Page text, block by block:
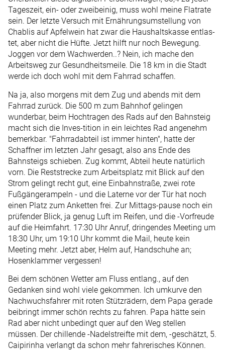
Tageszeit, ein- oder zweibeinig, muss wohl meine Flatrate
sein. Der letzte Versuch mit Ernährungsumstellung von
Chablis auf Apfelwein hat zwar die Haushaltskasse entlas-
tet, aber nicht die Hüfte. Jetzt hilft nur noch Bewegung.
Joggen vor dem Wachwerden..? Nein, ich mache den
Arbeitsweg zur Gesundheitsmeile. Die 18 km in die Stadt
werde ich doch wohl mit dem Fahrrad schaffen.
Na ja, also morgens mit dem Zug und abends mit dem
Fahrrad zurück. Die 500 m zum Bahnhof gelingen
wunderbar, beim Hochtragen des Rads auf den Bahnsteig
macht sich die Inves-tition in ein leichtes Rad angenehm
bemerkbar. "Fahrradabteil ist immer hinten", hatte der
Schaffner im letzten Jahr gesagt, also ans Ende des
Bahnsteigs schieben. Zug kommt, Abteil heute natürlich
vorn. Die Reststrecke zum Arbeitsplatz mit Blick auf den
Strom gelingt recht gut, eine Einbahnstraße, zwei rote
Fußgängerampeln - und die Laterne vor der Tür hat noch
einen Platz zum Anketten frei. Zur Mittags-pause noch ein
prüfender Blick, ja genug Luft im Reifen, und die -Vorfreude
auf die Heimfahrt. 17:30 Uhr Anruf, dringendes Meeting um
18:30 Uhr, um 19:10 Uhr kommt die Mail, heute kein
Meeting mehr. Jetzt aber, Helm auf, Handschuhe an;
Hosenklammer vergessen!
Bei dem schönen Wetter am Fluss entlang., auf den
Gedanken sind wohl viele gekommen. Ich umkurve den
Nachwuchsfahrer mit roten Stützrädern, dem Papa gerade
beibringt immer schön rechts zu fahren. Papa hätte sein
Rad aber nicht unbedingt quer auf den Weg stellen
müssen. Der chillende -Nadelstreifte mit dem, -geschätzt, 5.
Caipirinha verlangt da schon mehr fahrerisches Können.